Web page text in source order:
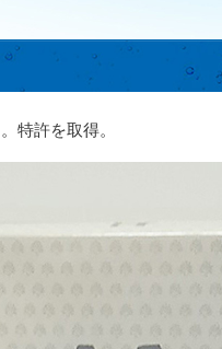
特許を取得。